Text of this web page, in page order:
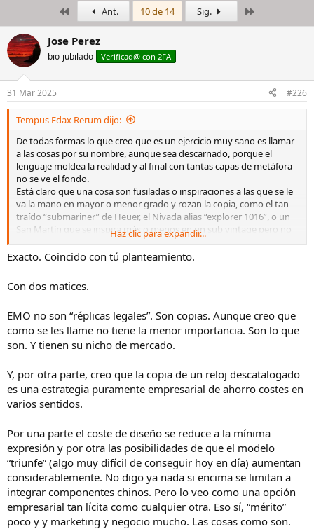
c
i
a
d
o
r
d
e
l
h
i
l
o
h
a
e
i
c
i
o
PrimeroAnt. 10 de 14 Sig.
Jose Perez
bio-jubilado Verificad@ con 2FA
31 Mar 2025 #226
Tempus Edax Rerum dijo:
De todas formas lo que creo que es un ejercicio muy sano es llamar
a las cosas por su nombre, aunque sea descarnado, porque el
lenguaje moldea la realidad y al final con tantas capas de metáfora
no se ve el fondo.
Está claro que una cosa son fusiladas o inspiraciones a las que se le
va la mano en mayor o menor grado y rozan la copia, como el tan
traído “submariner” de Heuer, el Nivada alias “explorer 1016”, o un
San Martín que se inspira más o menos en un sub vintage pero no
es exacto; esto lo hacen y han hecho suizos, alemanes, chinos…
Otra cosa son las copias exactas de relojes recientes y en
producción: a estos les llamaría réplicas legales sin logo. Lo hacen
consideraciones morales, si uno quiere una réplica, quiere una
bueno, están ahí y son legales, cada uno es el que tendrá una
opinión en contra, favorable, neutra, por consideraciones morales,
estéticas, históricas, etc
Haz clic para expandir...
Exacto. Coincido con tú planteamiento.
Con dos matices.
EMO no son “réplicas legales”. Son copias. Aunque creo que
como se les llame no tiene la menor importancia. Son lo que
son. Y tienen su nicho de mercado.
Y, por otra parte, creo que la copia de un reloj descatalogado
es una estrategia puramente empresarial de ahorro costes en
varios sentidos.
Por una parte el coste de diseño se reduce a la mínima
expresión y por otra las posibilidades de que el modelo
“triunfe” (algo muy difícil de conseguir hoy en día) aumentan
considerablemente. No digo ya nada si encima se limitan a
integrar componentes chinos. Pero lo veo como una opción
empresarial tan lícita como cualquier otra. Eso sí, “mérito”
poco y y marketing y negocio mucho. Las cosas como son.